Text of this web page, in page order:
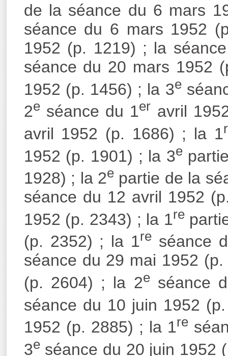
de la séance du 6 mars
séance du 6 mars 1952
1952 (p. 1219) ; la
séance du 20 mars 1952
1952 (p. 1456) ; la 3e
2eséance du 1er avril
avril 1952 (p. 1686) ; la 1
1952 (p. 1901) ; la 3e
1928) ; la 2e partie de la
séance du 12 avril 1952
1952 (p. 2343) ; la 1re
(p. 2352) ; la 1re séance
séance du 29 mai 1952
(p. 2604) ; la 2eséance
séance du 10 juin 1952
1952 (p. 2885) ; la 1re
3eséance du 20 juin 1952